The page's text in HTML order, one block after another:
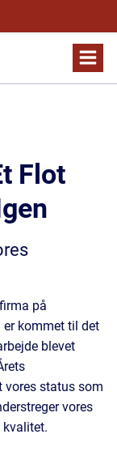
Flot
på
er kommet til det
blevet
vores status som
vores